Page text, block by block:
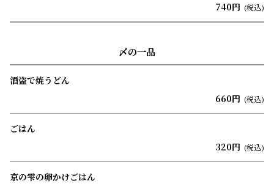
740円 (税込)
〆の一品
酒盗で焼うどん
660円 (税込)
ごはん
320円 (税込)
京の雫の卵かけごはん